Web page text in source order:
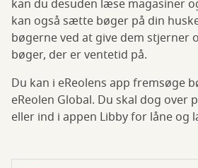
kan du desuden læse magasiner
kan også sætte bøger på din
bøgerne ved at give dem stjerner
bøger, der er ventetid på.
Du kan i eReolens app fremsøge
eReolen Global. Du skal dog over
eller ind i appen Libby for låne og